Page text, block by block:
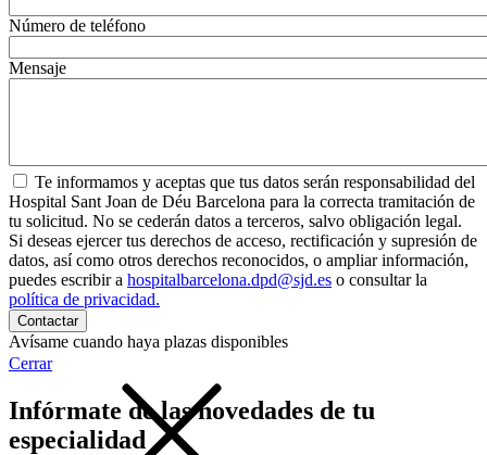
Número de teléfono
Mensaje
Te informamos y aceptas que tus datos serán responsabilidad del
Hospital Sant Joan de Déu Barcelona para la correcta tramitación de
tu solicitud. No se cederán datos a terceros, salvo obligación legal.
Si deseas ejercer tus derechos de acceso, rectificación y supresión de
datos, así como otros derechos reconocidos, o ampliar información,
puedes escribir a hospitalbarcelona.dpd@sjd.es o consultar la
política de privacidad.
Avísame cuando haya plazas disponibles
Cerrar
Infórmate de las novedades de tu
especialidad